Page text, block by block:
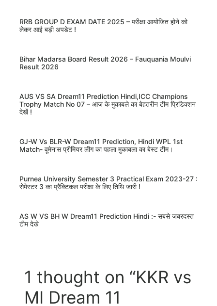
RRB GROUP D EXAM DATE 2025 – परीक्षा आयोजित होने को
लेकर आई बड़ी अपडेट !
Bihar Madarsa Board Result 2026 – Fauquania Moulvi
Result 2026
AUS VS SA Dream11 Prediction Hindi,ICC Champions
Trophy Match No 07 – आज के मुकाबले का बेहतरीन टीम प्रिडिक्शन
देखें !
GJ-W Vs BLR-W Dream11 Prediction, Hindi WPL 1st
Match- वूमेन’स प्रीमियर लीग का पहला मुकाबला का बेस्ट टीम।
Purnea University Semester 3 Practical Exam 2023-27 :
सेमेस्टर 3 का प्रैक्टिकल परीक्षा के लिए तिथि जारी !
AS W VS BH W Dream11 Prediction Hindi :- सबसे जबरदस्त
टीम देखे
1 thought on “KKR vs
MI Dream 11